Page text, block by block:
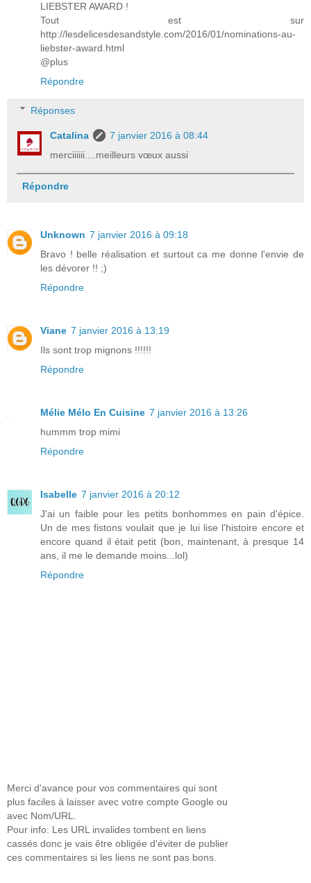
LIEBSTER AWARD !
Tout est sur
http://lesdelicesdesandstyle.com/2016/01/nominations-au-
liebster-award.html
@plus
Répondre
Réponses
Catalina
7 janvier 2016 à 08:44
merciiiiii....meilleurs vœux aussi
Répondre
Unknown 7 janvier 2016 à 09:18
Bravo ! belle réalisation et surtout ca me donne l'envie de
les dévorer !! ;)
Répondre
Viane 7 janvier 2016 à 13:19
Ils sont trop mignons !!!!!!
Répondre
Mélie Mélo En Cuisine 7 janvier 2016 à 13:26
hummm trop mimi
Répondre
Isabelle 7 janvier 2016 à 20:12
J'ai un faible pour les petits bonhommes en pain d'épice.
Un de mes fistons voulait que je lui lise l'histoire encore et
encore quand il était petit (bon, maintenant, à presque 14
ans, il me le demande moins...lol)
Répondre
Merci d'avance pour vos commentaires qui sont
plus faciles à laisser avec votre compte Google ou
avec Nom/URL.
Pour info: Les URL invalides tombent en liens
cassés donc je vais être obligée d'éviter de publier
ces commentaires si les liens ne sont pas bons.